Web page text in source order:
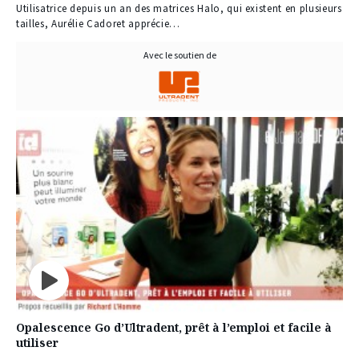
Utilisatrice depuis un an des matrices Halo, qui existent en plusieurs
tailles, Aurélie Cadoret apprécie…
Avec le soutien de
Opalescence Go d’Ultradent, prêt à l’emploi et facile à
utiliser